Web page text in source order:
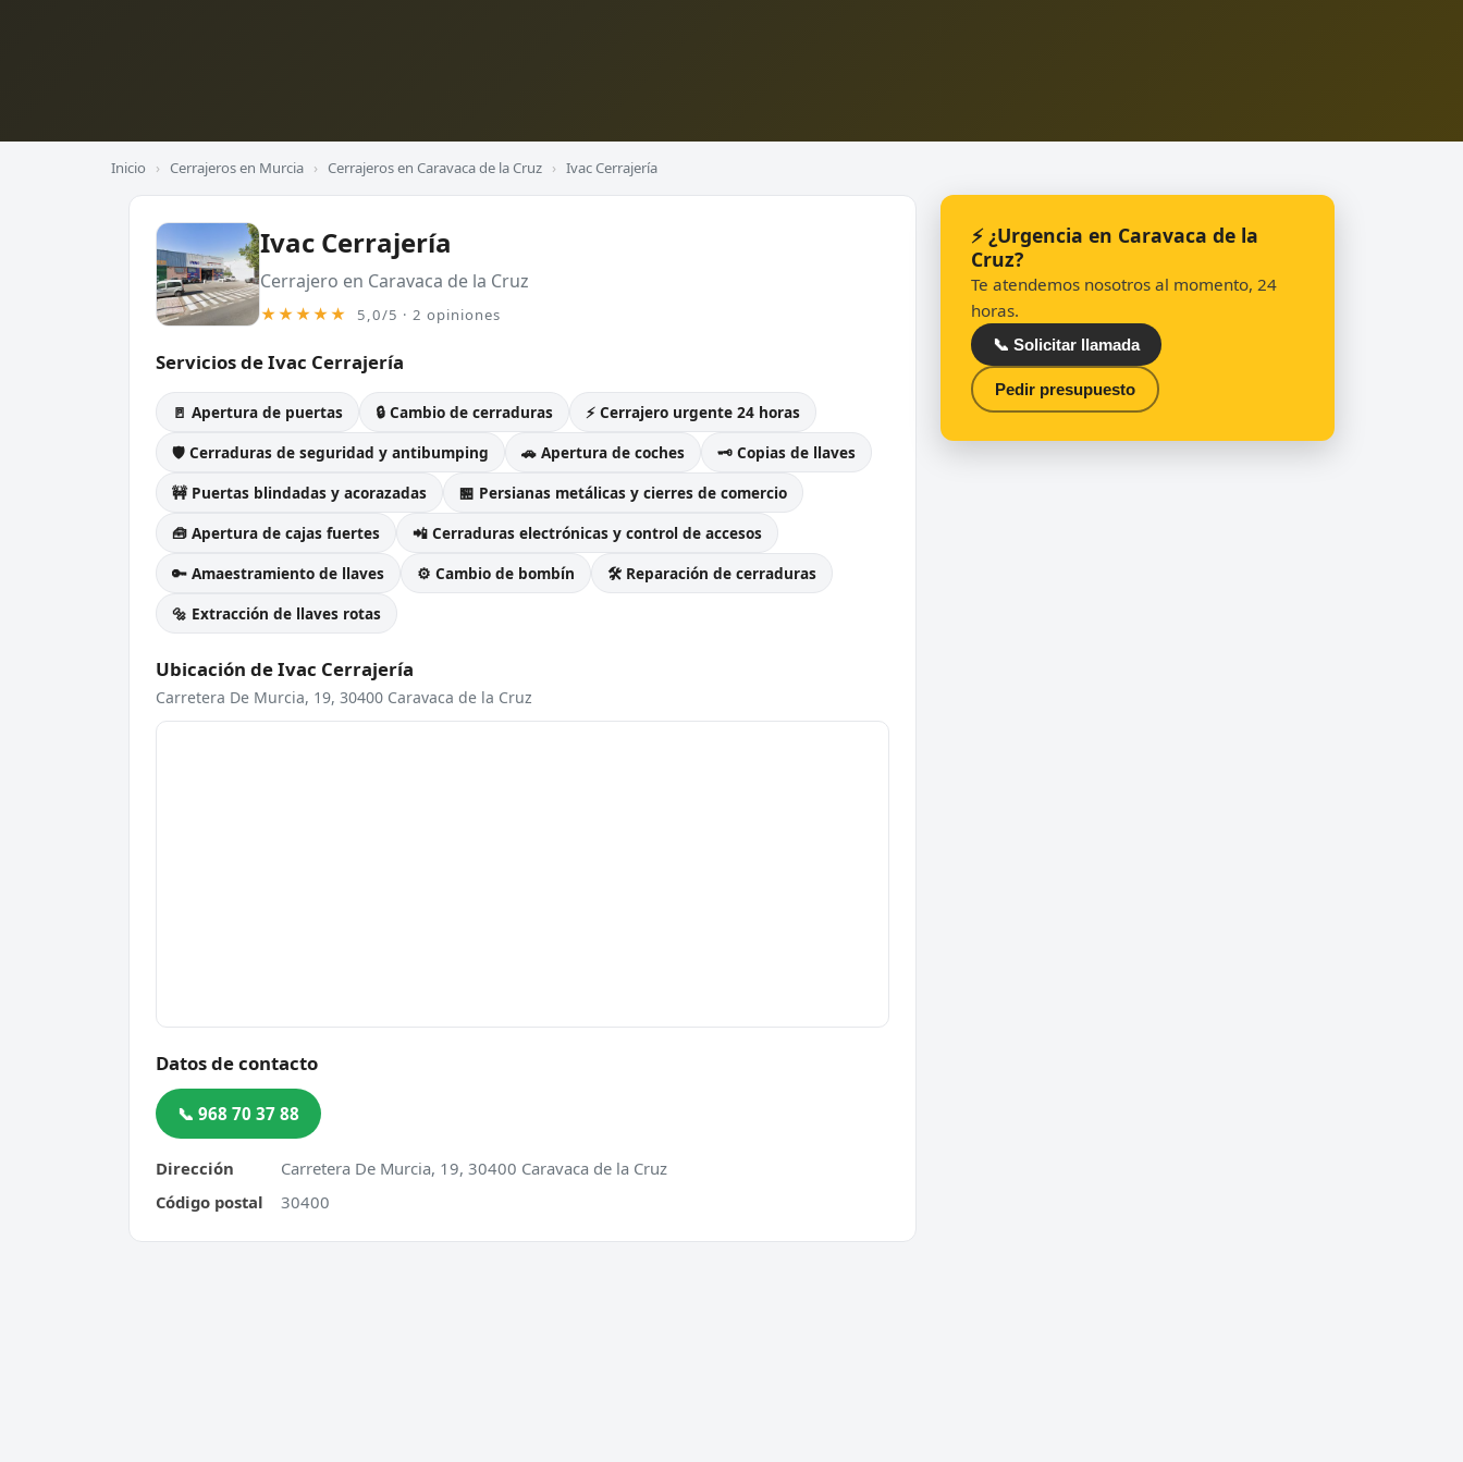
Inicio › Cerrajeros en Murcia › Cerrajeros en Caravaca de la Cruz › Ivac Cerrajería
Ivac Cerrajería
Cerrajero en Caravaca de la Cruz
★★★★★ 5,0/5 · 2 opiniones
Servicios de Ivac Cerrajería
🚪 Apertura de puertas 🔒 Cambio de cerraduras
⚡ Cerrajero urgente 24 horas
🛡️ Cerraduras de seguridad y antibumping
🚗 Apertura de coches
🗝️ Copias de llaves
🚧 Puertas blindadas y acorazadas
🏪 Persianas metálicas y cierres de comercio
🧰 Apertura de cajas fuertes
📲 Cerraduras electrónicas y control de accesos
🔑 Amaestramiento de llaves
⚙️ Cambio de bombín
🛠️ Reparación de cerraduras
🔩 Extracción de llaves rotas
Ubicación de Ivac Cerrajería
Carretera De Murcia, 19, 30400 Caravaca de la Cruz
Datos de contacto
📞 968 70 37 88
Dirección
Carretera De Murcia, 19, 30400 Caravaca de la Cruz
Código postal
30400
⚡ ¿Urgencia en Caravaca de la
Cruz?
Te atendemos nosotros al momento, 24
horas.
📞 Solicitar llamada
Pedir presupuesto